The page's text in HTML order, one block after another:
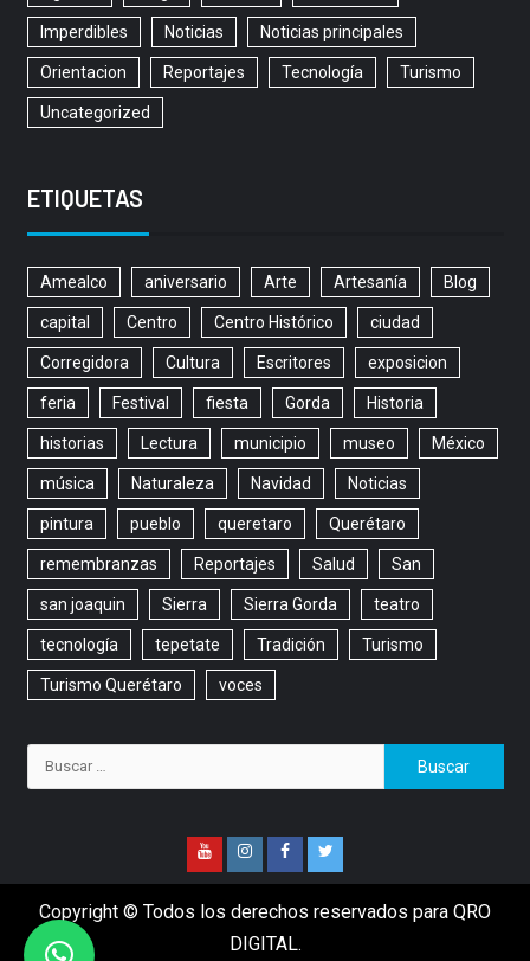
Imperdibles Noticias Noticias principales
Orientacion Reportajes Tecnología Turismo
Uncategorized
ETIQUETAS
Amealco aniversario Arte Artesanía Blog
capital Centro Centro Histórico ciudad
Corregidora Cultura Escritores exposicion
feria Festival fiesta Gorda Historia
historias Lectura municipio museo México
música Naturaleza Navidad Noticias
pintura pueblo queretaro Querétaro
remembranzas Reportajes Salud San
san joaquin Sierra Sierra Gorda teatro
tecnología tepetate Tradición Turismo
Turismo Querétaro voces
Copyright © Todos los derechos reservados para QRO
DIGITAL.